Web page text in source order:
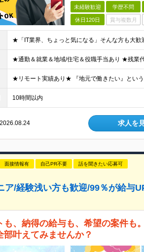
未経験歓迎 学歴不問
休日120日 賞与複数月
10時間以内
2026.08.24 求人を
面接情報有 自己PR不要 話を聞きたい応募可
ア/経験浅い方も歓迎/99％が給与
も、納得の給与も、希望の案件も
部叶えてみませんか？